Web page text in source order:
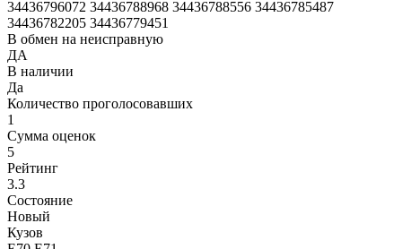
34436796072 34436788968 34436788556 34436785487
34436782205 34436779451
В обмен на неисправную
ДА
В наличии
Да
Количество проголосовавших
1
Сумма оценок
5
Рейтинг
3.3
Состояние
Новый
Кузов